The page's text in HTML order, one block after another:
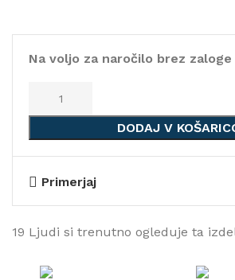
Na voljo za naročilo brez zaloge
DODAJ V
Primerjaj
19 Ljudi si trenutno ogleduje ta